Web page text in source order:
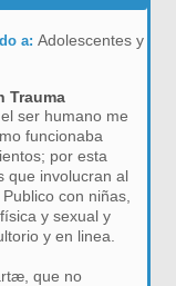
a:Adolescentes y
Trauma
ser humano me
funcionaba
por esta
que involucran al
con niñas,
y sexual y
y en linea.
que no